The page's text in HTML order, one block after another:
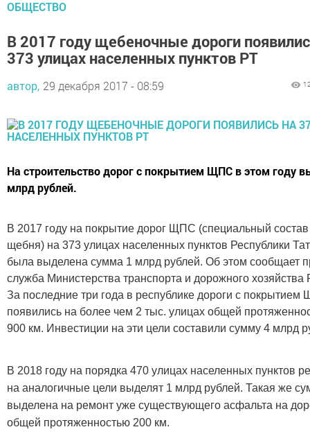
ОБЩЕСТВО
В 2017 году щебеночные дороги
373 улицах населенных пунктов РТ
автор, 29 декабря 2017 - 08:59
На строительство дорог с покрытием ЩПС в этом году
млрд рублей.
В 2017 году на покрытие дорог ЩПС (специальный
щебня) на 373 улицах населенных пунктов Республики
была выделена сумма 1 млрд рублей. Об этом сообщает
служба Министерства транспорта и дорожного хозяйства
За последние три года в республике дороги с
появились на более чем 2 тыс. улицах общей
900 км. Инвестиции на эти цели составили сумму 4 млрд
В 2018 году на порядка 470 улицах населенных пунктов
на аналогичные цели выделят 1 млрд рублей. Такая же
выделена на ремонт уже существующего асфальта на
общей протяженностью 200 км.